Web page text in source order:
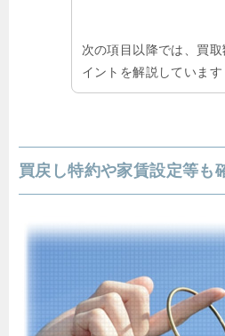
次の項目以降では、買
イントを解説しています
買戻し特約や家賃設定等も